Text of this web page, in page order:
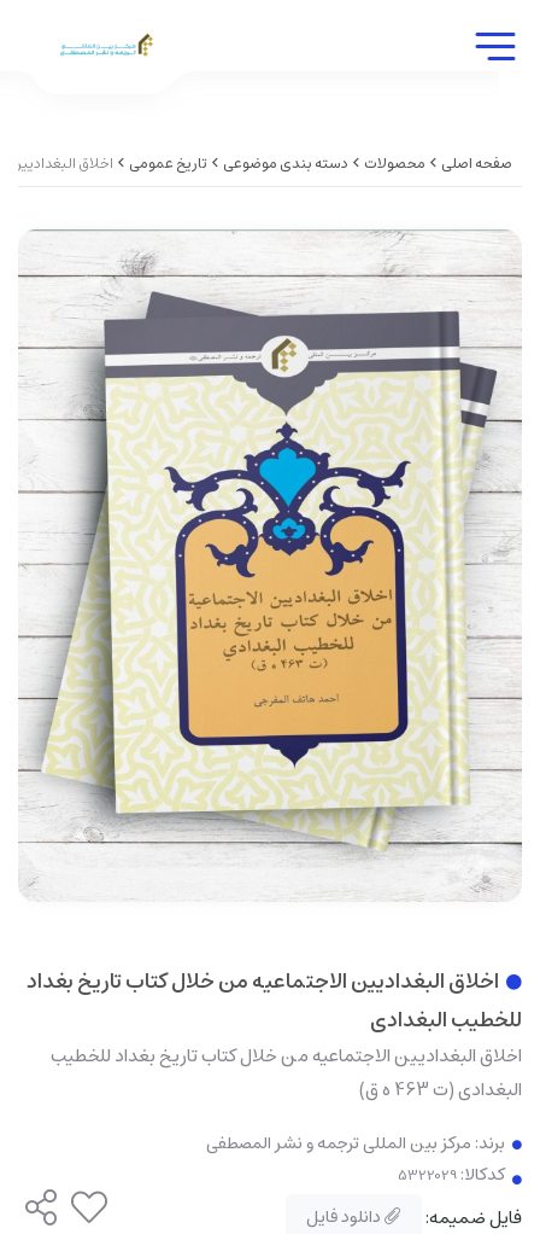
صفحه اصلی محصولات دسته بندی موضوعی تاریخ عمومی اخلاق
اخلاق البغدادیین الاجتماعیه من خلال کتاب تاریخ بغداد
للخطیب البغدادی
اخلاق البغدادیین الاجتماعیه من خلال کتاب تاریخ بغداد للخطیب
البغدادی (ت 463 ه ق)
برند: مرکز بین المللی ترجمه و نشر المصطفی
کدکالا:
فایل ضمیمه: دانلود فایل